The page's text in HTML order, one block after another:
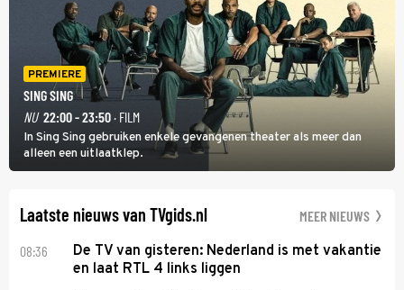
PREMIERE
SING SING
NU 22:00 - 23:50· FILM
In Sing Sing gebruiken enkele gevangenen theater als meer dan
alleen een uitlaatklep.
Laatste nieuws van TVgids.nl MEER NIEUWS
08:36
De TV van gisteren: Nederland is met vakantie
en laat RTL 4 links liggen